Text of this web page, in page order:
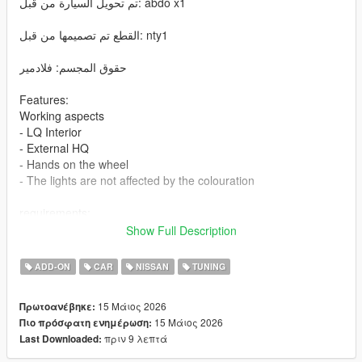
القطع تم تصميمها من قبل: nty1
حقوق المجسم: فلادمير
Features:
Working aspects
- LQ Interior
- External HQ
- Hands on the wheel
- The lights are not affected by the colouration
Installation addon
structure as Grand Theft Auto V/mods/update/x64/dlcpacks.
2-Edit dlclist.xml (Grand Theft Auto
V/mods/update/update.rpf/common/data/dlclist.xml) and add a
Show Full Description
ADD-ON CAR NISSAN TUNING
Πρωτοανέβηκε: 15 Μάιος 2026
Πιο πρόσφατη ενημέρωση: 15 Μάιος 2026
Last Downloaded: πριν 9 λεπτά